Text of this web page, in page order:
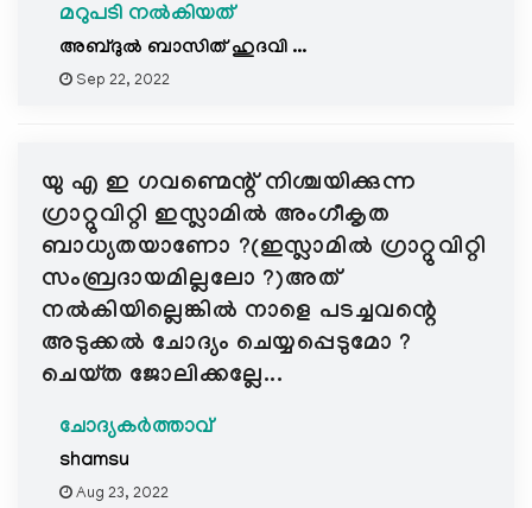
മറുപടി നൽകിയത്
അബ്ദുൽ ബാസിത് ഹുദവി ...
Sep 22, 2022
യു എ ഇ ഗവണ്മെന്റ് നിശ്ചയിക്കുന്ന
ഗ്രാറ്റുവിറ്റി ഇസ്ലാമിൽ അംഗീകൃത
ബാധ്യതയാണോ ?(ഇസ്ലാമിൽ ഗ്രാറ്റുവിറ്റി
സംബ്രദായമില്ലലോ ?)അത്
നൽകിയില്ലെങ്കിൽ നാളെ പടച്ചവന്റെ
അടുക്കൽ ചോദ്യം ചെയ്യപ്പെടുമോ ?
ചെയ്ത ജോലിക്കല്ലേ...
ചോദ്യകർത്താവ്
shamsu
Aug 23, 2022